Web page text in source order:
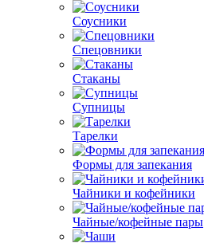
Соусники
Спецовники
Стаканы
Супницы
Тарелки
Формы для запекания
Чайники и кофейники
Чайные/кофейные пары